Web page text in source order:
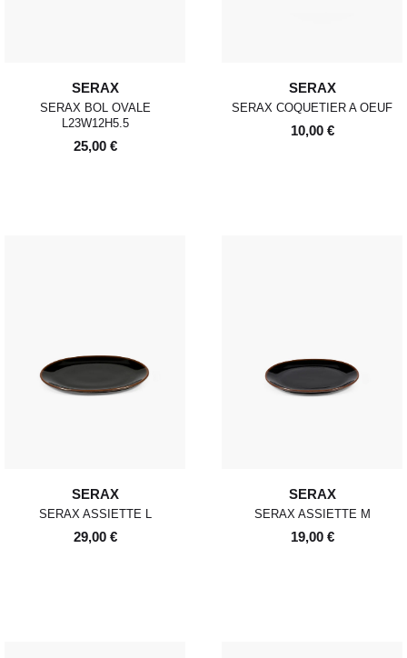
SERAX
SERAX BOL OVALE
L23W12H5.5
25,00 €
SERAX
SERAX COQUETIER A OEUF
10,00 €
SERAX
SERAX ASSIETTE L
29,00 €
SERAX
SERAX ASSIETTE M
19,00 €